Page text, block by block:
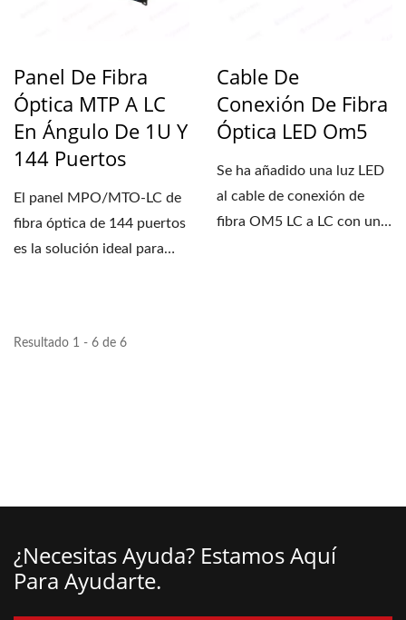
Panel De Fibra
Óptica MTP A LC
En Ángulo De 1U Y
144 Puertos
El panel MPO/MTO-LC de
fibra óptica de 144 puertos
es la solución ideal para
Cable De
Conexión De Fibra
Óptica LED Om5
Se ha añadido una luz LED
al cable de conexión de
fibra OM5 LC a LC con una
Resultado 1 - 6 de 6
¿Necesitas Ayuda? Estamos Aquí
Para Ayudarte.